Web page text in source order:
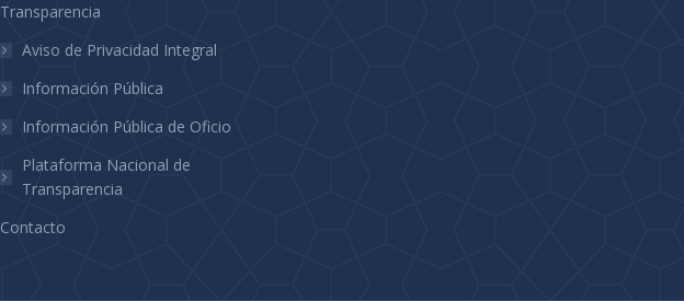
Transparencia
Aviso de Privacidad Integral
Información Pública
Información Pública de Oficio
Plataforma Nacional de
Transparencia
Contacto